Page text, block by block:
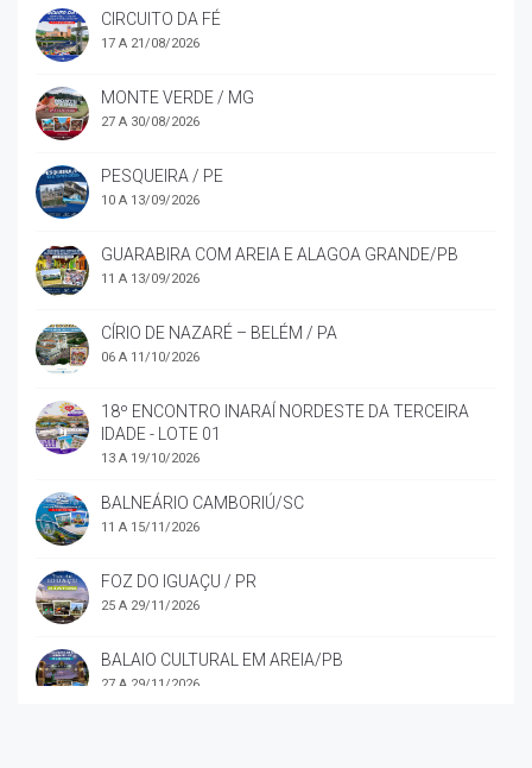
CIRCUITO DA FÉ
17 A 21/08/2026
MONTE VERDE / MG
27 A 30/08/2026
PESQUEIRA / PE
10 A 13/09/2026
GUARABIRA COM AREIA E ALAGOA GRANDE/PB
11 A 13/09/2026
CÍRIO DE NAZARÉ – BELÉM / PA
06 A 11/10/2026
18º ENCONTRO INARAÍ NORDESTE DA TERCEIRA
IDADE - LOTE 01
13 A 19/10/2026
BALNEÁRIO CAMBORIÚ/SC
11 A 15/11/2026
FOZ DO IGUAÇU / PR
25 A 29/11/2026
BALAIO CULTURAL EM AREIA/PB
27 A 29/11/2026